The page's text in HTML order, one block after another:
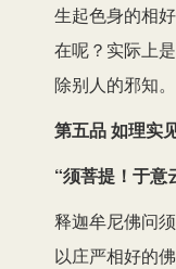
生起色身的相
在呢？实际上
除别人的邪知。
第五品 如理实
“须菩提！于意
释迦牟尼佛问
以庄严相好的